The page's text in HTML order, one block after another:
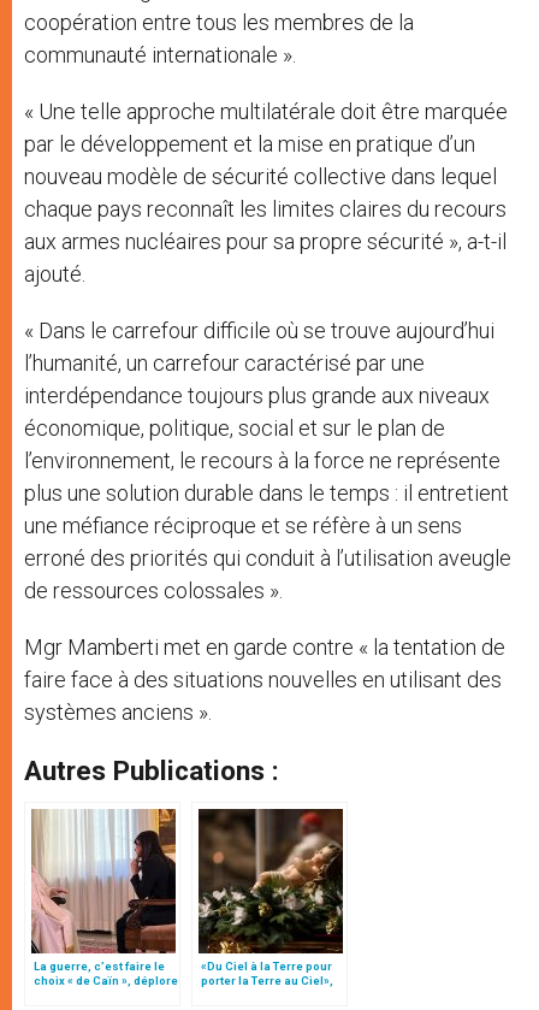
coopération entre tous les membres de la
communauté internationale ».
« Une telle approche multilatérale doit être marquée
par le développement et la mise en pratique d’un
nouveau modèle de sécurité collective dans lequel
chaque pays reconnaît les limites claires du recours
aux armes nucléaires pour sa propre sécurité », a-t-il
ajouté.
« Dans le carrefour difficile où se trouve aujourd’hui
l’humanité, un carrefour caractérisé par une
interdépendance toujours plus grande aux niveaux
économique, politique, social et sur le plan de
l’environnement, le recours à la force ne représente
plus une solution durable dans le temps : il entretient
une méfiance réciproque et se réfère à un sens
erroné des priorités qui conduit à l’utilisation aveugle
de ressources colossales ».
Mgr Mamberti met en garde contre « la tentation de
faire face à des situations nouvelles en utilisant des
systèmes anciens ».
Autres Publications :
La guerre, c’est faire le
choix « de Caïn », déplore
«Du Ciel à la Terre pour
porter la Terre au Ciel»,